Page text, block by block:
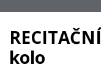
kolo